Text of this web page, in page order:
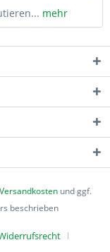
mehr
Versandkosten und ggf.
beschrieben